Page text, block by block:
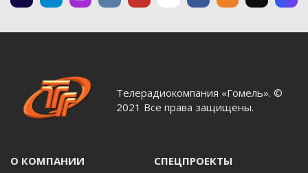
Телерадиокомпания «Гомель». ©
2021 Все права защищены.
О КОМПАНИИ СПЕЦПРОЕКТЫ